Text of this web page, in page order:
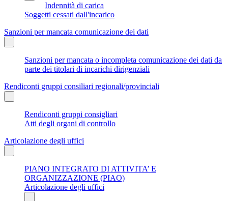
Indennità di carica
Soggetti cessati dall'incarico
Sanzioni per mancata comunicazione dei dati
Sanzioni per mancata o incompleta comunicazione dei dati da
parte dei titolari di incarichi dirigenziali
Rendiconti gruppi consiliari regionali/provinciali
Rendiconti gruppi consigliari
Atti degli organi di controllo
Articolazione degli uffici
PIANO INTEGRATO DI ATTIVITA’ E
ORGANIZZAZIONE (PIAO)
Articolazione degli uffici